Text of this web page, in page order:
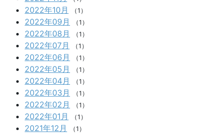
2022年10月 （1）
2022年09月 （1）
2022年08月 （1）
2022年07月 （1）
2022年06月 （1）
2022年05月 （1）
2022年04月 （1）
2022年03月 （1）
2022年02月 （1）
2022年01月 （1）
2021年12月 （1）